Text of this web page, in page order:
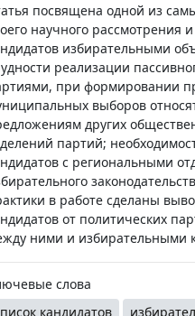
посвящена одной из
научного
избирательными
реализации
при формировании
выборов
других
партий;
с региональными
в работе сделаны
от политических
ними и избирательными
слова
кандидатов